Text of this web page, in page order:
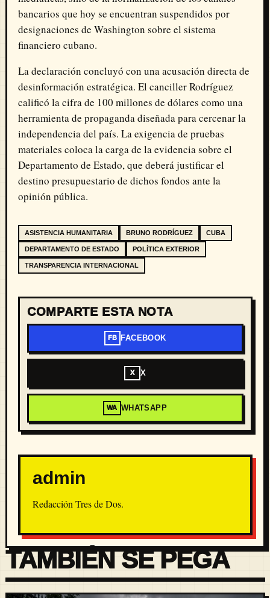
bancarios que hoy se encuentran suspendidos por
designaciones de Washington sobre el sistema
financiero cubano.
La declaración concluyó con una acusación directa de
desinformación estratégica. El canciller Rodríguez
calificó la cifra de 100 millones de dólares como una
herramienta de propaganda diseñada para cercenar la
independencia del país. La exigencia de pruebas
materiales coloca la carga de la evidencia sobre el
Departamento de Estado, que deberá justificar el
destino presupuestario de dichos fondos ante la
opinión pública.
ASISTENCIA HUMANITARIA BRUNO RODRÍGUEZ CUBA
DEPARTAMENTO DE ESTADO POLÍTICA EXTERIOR
TRANSPARENCIA INTERNACIONAL
COMPARTE ESTA NOTA
FB FACEBOOK
X X
WA WHATSAPP
admin
Redacción Tres de Dos.
TAMBIÉN SE PEGA